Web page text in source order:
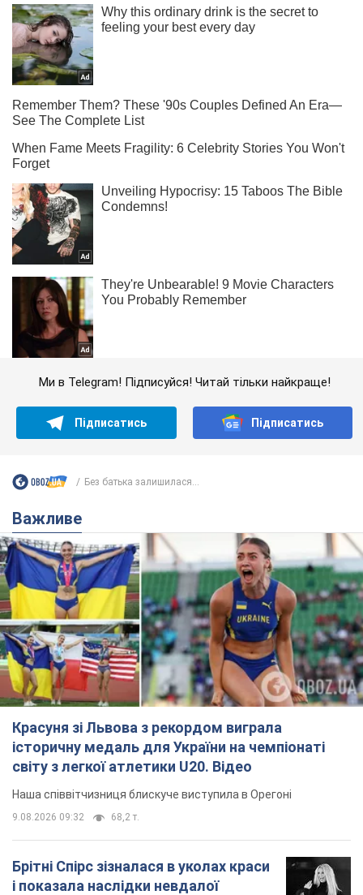
Ми в Telegram! Підписуйся! Читай тільки найкраще!
Підписатись Підписатись
Без батька залишилася...
Важливе
Красуня зі Львова з рекордом виграла
історичну медаль для України на чемпіонаті
світу з легкої атлетики U20. Відео
Наша співвітчизниця блискуче виступила в Орегоні
9.08.2026 09:32 68,2 т.
Брітні Спірс зізналася в уколах краси
і показала наслідки невдалої